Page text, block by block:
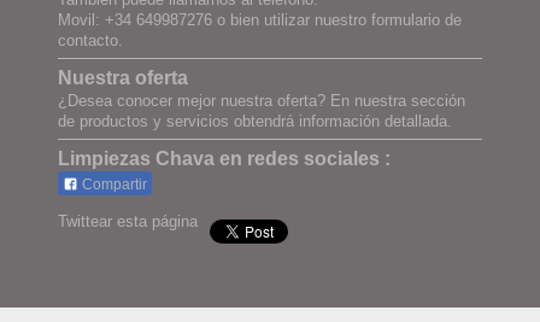
Movil: +34 649987276 o bien utilizar nuestro formulario de
contacto.
Nuestra oferta
¿Desea conocer mejor nuestra oferta? En nuestra sección
de productos y servicios obtendrá información detallada.
Limpiezas Chava en redes sociales :
Compartir
Twittear esta página